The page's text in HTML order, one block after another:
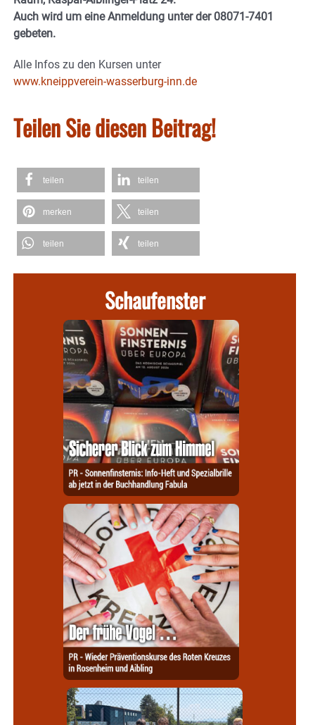
Auch wird um eine Anmeldung unter der 08071-7401
gebeten.
Alle Infos zu den Kursen unter
www.kneippverein-wasserburg-inn.de
Teilen Sie diesen Beitrag!
teilen teilen
merken teilen
teilen teilen
Schaufenster